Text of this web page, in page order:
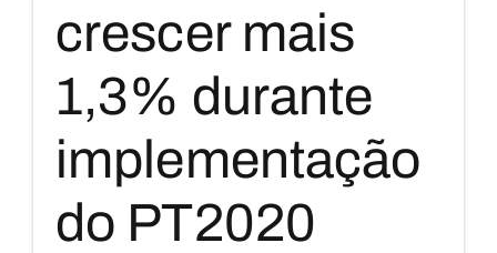
crescer mais
1,3% durante
implementação
do PT2020